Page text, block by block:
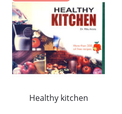
Healthy kitchen